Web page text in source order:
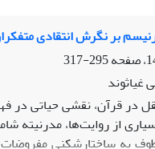
بر نگرش انتقادی
295-317
در قرآن، نقشی حیاتی در
از روایت‌ها، مدرنیته
به ساختارشکنی